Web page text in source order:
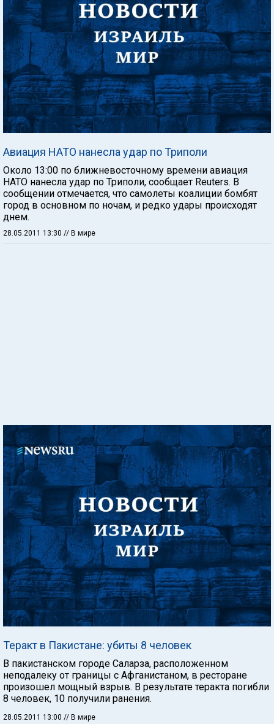
Авиация НАТО нанесла удар по Триполи
Около 13:00 по ближневосточному времени авиация
НАТО нанесла удар по Триполи, сообщает Reuters. В
сообщении отмечается, что самолеты коалиции бомбят
город в основном по ночам, и редко удары происходят
днем.
28.05.2011 13:30 // В мире
Теракт в Пакистане: убиты 8 человек
В пакистанском городе Саларза, расположенном
неподалеку от границы с Афганистаном, в ресторане
произошел мощный взрыв. В результате теракта погибли
8 человек, 10 получили ранения.
28.05.2011 13:00 // В мире